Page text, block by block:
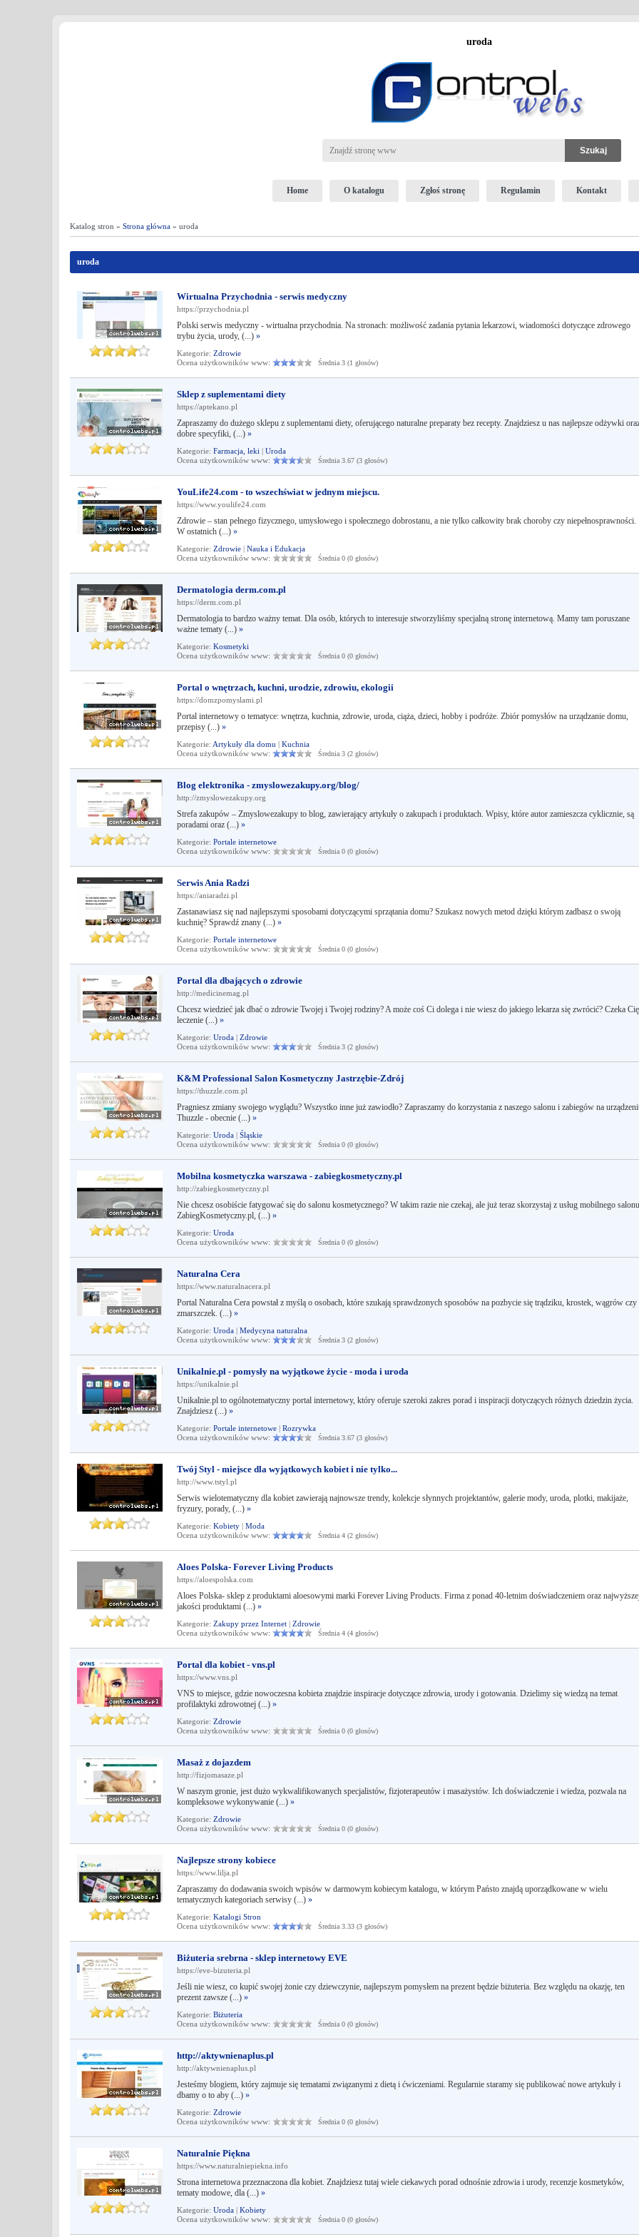
uroda
Home O katalogu Zgłoś stronę Regulamin Kontakt
Katalog stron » Strona główna » uroda
uroda
Wirtualna Przychodnia - serwis medyczny
https://przychodnia.pl
Polski serwis medyczny - wirtualna przychodnia. Na stronach: możliwość zadania pytania lekarzowi, wiadomości dotyczące zdrowego
trybu życia, urody, (...) »
Kategorie: Zdrowie
Ocena użytkowników www:
Średnia 3 (1 głosów)
Sklep z suplementami diety
https://aptekano.pl
Zapraszamy do dużego sklepu z suplementami diety, oferującego naturalne preparaty bez recepty. Znajdziesz u nas najlepsze odżywki
dobre specyfiki, (...) »
Kategorie: Farmacja, leki | Uroda
Ocena użytkowników www:
Średnia 3.67 (3 głosów)
YouLife24.com - to wszechświat w jednym miejscu.
https://www.youlife24.com
Zdrowie – stan pełnego fizycznego, umysłowego i społecznego dobrostanu, a nie tylko całkowity brak choroby czy niepełnosprawności.
W ostatnich (...) »
Kategorie: Zdrowie | Nauka i Edukacja
Ocena użytkowników www:
Średnia 0 (0 głosów)
Dermatologia derm.com.pl
https://derm.com.pl
Dermatologia to bardzo ważny temat. Dla osób, których to interesuje stworzyliśmy specjalną stronę internetową. Mamy tam poruszane
ważne tematy (...) »
Kategorie: Kosmetyki
Ocena użytkowników www:
Średnia 0 (0 głosów)
Portal o wnętrzach, kuchni, urodzie, zdrowiu, ekologii
https://domzpomyslami.pl
Portal internetowy o tematyce: wnętrza, kuchnia, zdrowie, uroda, ciąża, dzieci, hobby i podróże. Zbiór pomysłów na urządzanie domu,
przepisy (...) »
Kategorie: Artykuły dla domu | Kuchnia
Ocena użytkowników www:
Średnia 3 (2 głosów)
Blog elektronika - zmyslowezakupy.org/blog/
http://zmyslowezakupy.org
Strefa zakupów – Zmyslowezakupy to blog, zawierający artykuły o zakupach i produktach. Wpisy, które autor zamieszcza cyklicznie, są
poradami oraz (...) »
Kategorie: Portale internetowe
Ocena użytkowników www:
Średnia 0 (0 głosów)
Serwis Ania Radzi
https://aniaradzi.pl
Zastanawiasz się nad najlepszymi sposobami dotyczącymi sprzątania domu? Szukasz nowych metod dzięki którym zadbasz o swoją
kuchnię? Sprawdź znany (...) »
Kategorie: Portale internetowe
Ocena użytkowników www:
Średnia 0 (0 głosów)
Portal dla dbających o zdrowie
http://medicinemag.pl
Chcesz wiedzieć jak dbać o zdrowie Twojej i Twojej rodziny? A może coś Ci dolega i nie wiesz do jakiego lekarza się zwrócić? Czeka Cię
leczenie (...) »
Kategorie: Uroda | Zdrowie
Ocena użytkowników www:
Średnia 3 (2 głosów)
K&M Professional Salon Kosmetyczny Jastrzębie-Zdrój
https://thuzzle.com.pl
Pragniesz zmiany swojego wyglądu? Wszystko inne już zawiodło? Zapraszamy do korzystania z naszego salonu i zabiegów na
Thuzzle - obecnie (...) »
Kategorie: Uroda | Śląskie
Ocena użytkowników www:
Średnia 0 (0 głosów)
Mobilna kosmetyczka warszawa - zabiegkosmetyczny.pl
http://zabiegkosmetyczny.pl
Nie chcesz osobiście fatygować się do salonu kosmetycznego? W takim razie nie czekaj, ale już teraz skorzystaj z usług mobilnego salonu
ZabiegKosmetyczny.pl, (...) »
Kategorie: Uroda
Ocena użytkowników www:
Średnia 0 (0 głosów)
Naturalna Cera
https://www.naturalnacera.pl
Portal Naturalna Cera powstał z myślą o osobach, które szukają sprawdzonych sposobów na pozbycie się trądziku, krostek, wągrów czy
zmarszczek. (...) »
Kategorie: Uroda | Medycyna naturalna
Ocena użytkowników www:
Średnia 3 (2 głosów)
Unikalnie.pl - pomysły na wyjątkowe życie - moda i uroda
https://unikalnie.pl
Unikalnie.pl to ogólnotematyczny portal internetowy, który oferuje szeroki zakres porad i inspiracji dotyczących różnych dziedzin życia.
Znajdziesz (...) »
Kategorie: Portale internetowe | Rozrywka
Ocena użytkowników www:
Średnia 3.67 (3 głosów)
Twój Styl - miejsce dla wyjątkowych kobiet i nie tylko...
http://www.tstyl.pl
Serwis wielotematyczny dla kobiet zawierają najnowsze trendy, kolekcje słynnych projektantów, galerie mody, uroda, plotki, makijaże,
fryzury, porady, (...) »
Kategorie: Kobiety | Moda
Ocena użytkowników www:
Średnia 4 (2 głosów)
Aloes Polska- Forever Living Products
https://aloespolska.com
Aloes Polska- sklep z produktami aloesowymi marki Forever Living Products. Firma z ponad 40-letnim doświadczeniem oraz
jakości produktami (...) »
Kategorie: Zakupy przez Internet | Zdrowie
Ocena użytkowników www:
Średnia 4 (4 głosów)
Portal dla kobiet - vns.pl
https://www.vns.pl
VNS to miejsce, gdzie nowoczesna kobieta znajdzie inspiracje dotyczące zdrowia, urody i gotowania. Dzielimy się wiedzą na temat
profilaktyki zdrowotnej (...) »
Kategorie: Zdrowie
Ocena użytkowników www:
Średnia 0 (0 głosów)
Masaż z dojazdem
http://fizjomasaze.pl
W naszym gronie, jest dużo wykwalifikowanych specjalistów, fizjoterapeutów i masażystów. Ich doświadczenie i wiedza, pozwala na
kompleksowe wykonywanie (...) »
Kategorie: Zdrowie
Ocena użytkowników www:
Średnia 0 (0 głosów)
Najlepsze strony kobiece
https://www.lilja.pl
Zapraszamy do dodawania swoich wpisów w darmowym kobiecym katalogu, w którym Państo znajdą uporządkowane w wielu
tematycznych kategoriach serwisy (...) »
Kategorie: Katalogi Stron
Ocena użytkowników www:
Średnia 3.33 (3 głosów)
Biżuteria srebrna - sklep internetowy EVE
https://eve-bizuteria.pl
Jeśli nie wiesz, co kupić swojej żonie czy dziewczynie, najlepszym pomysłem na prezent będzie biżuteria. Bez względu na okazję, ten
prezent zawsze (...) »
Kategorie: Biżuteria
Ocena użytkowników www:
Średnia 0 (0 głosów)
http://aktywnienaplus.pl
http://aktywnienaplus.pl
Jesteśmy blogiem, który zajmuje się tematami związanymi z dietą i ćwiczeniami. Regularnie staramy się publikować nowe artykuły i
dbamy o to aby (...) »
Kategorie: Zdrowie
Ocena użytkowników www:
Średnia 0 (0 głosów)
Naturalnie Piękna
https://www.naturalniepiekna.info
Strona internetowa przeznaczona dla kobiet. Znajdziesz tutaj wiele ciekawych porad odnośnie zdrowia i urody, recenzje kosmetyków,
tematy modowe, dla (...) »
Kategorie: Uroda | Kobiety
Ocena użytkowników www:
Średnia 0 (0 głosów)